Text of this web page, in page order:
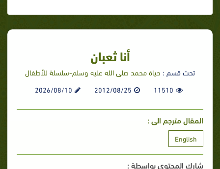
أنا ثعبان
تحت قسم : حياة محمد صلى الله عليه وسلم-سلسلة للأطفال
11510
2012/08/25
2026/08/10
المقال مترجم الى :
English
شارك المحتوي بواسطة :